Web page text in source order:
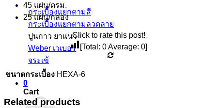
กระเบื้องแยกตามสี
กระเบื้องแยกตามลวดลาย
ปูนกาว ยาแนว
Weber เวเบอร์
จระเข้
0
Cart
45 แผ่น/ตรม.
25 แผ่น/กล่อง
Click to rate this post!
[Total: 0Average: 0]
ขนาดกระเบื้อง HEXA-6
Related products